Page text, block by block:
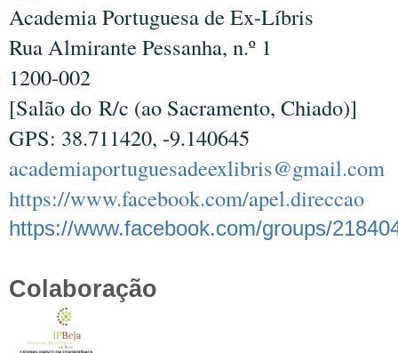
Academia Portuguesa de Ex-Líbris
Rua Almirante Pessanha, n.º 1
1200-002
[Salão do R/c (ao Sacramento, Chiado)]
GPS: 38.711420, -9.140645
academiaportuguesadeexlibris@gmail.com
https://www.facebook.com/apel.direccao
https://www.facebook.com/groups/
Colaboração